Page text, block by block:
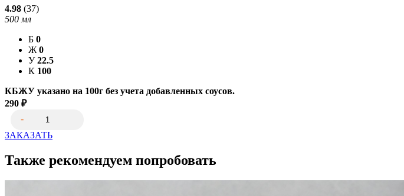
4.98 (37)
500 мл
Б 0
Ж 0
У 22.5
К 100
КБЖУ указано на 100г без учета добавленных соусов.
290 ₽
ЗАКАЗАТЬ
Также рекомендуем попробовать